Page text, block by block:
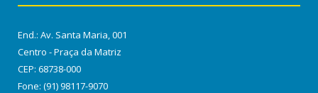
End.: Av. Santa Maria, 001
Centro - Praça da Matriz
CEP: 68738-000
Fone: (91) 98117-9070